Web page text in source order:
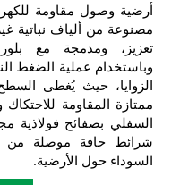
أرضية وصول مقاومة
مصنوعة من ألياف نباتية
تعزيز، ومدمجة مع
وباستخدام عملية الضغط
الزوايا، حيث يُغطى
ممتازة المقاومة
السوداء حول الأرضية.